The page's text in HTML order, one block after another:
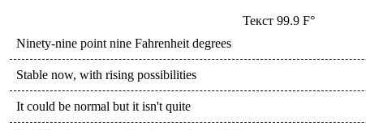
Текст99.9 F°
Ninety-nine point nine Fahrenheit degrees
Stable now, with rising possibilities
It could be normal but it isn't quite